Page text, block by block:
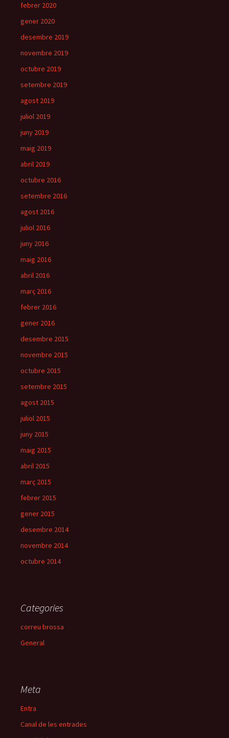
febrer 2020
gener 2020
desembre 2019
novembre 2019
octubre 2019
setembre 2019
agost 2019
juliol 2019
juny 2019
maig 2019
abril 2019
octubre 2016
setembre 2016
agost 2016
juliol 2016
juny 2016
maig 2016
abril 2016
març 2016
febrer 2016
gener 2016
desembre 2015
novembre 2015
octubre 2015
setembre 2015
agost 2015
juliol 2015
juny 2015
maig 2015
abril 2015
març 2015
febrer 2015
gener 2015
desembre 2014
novembre 2014
octubre 2014
Categories
correu brossa
General
Meta
Entra
Canal de les entrades